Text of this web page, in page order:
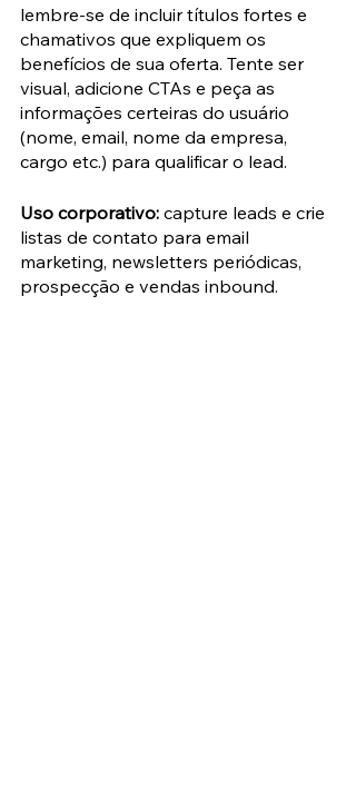
lembre-se de incluir títulos fortes e
chamativos que expliquem os
benefícios de sua oferta. Tente ser
visual, adicione CTAs e peça as
informações certeiras do usuário
(nome, email, nome da empresa,
cargo etc.) para qualificar o lead.
Uso corporativo: capture leads e crie
listas de contato para email
marketing, newsletters periódicas,
prospecção e vendas inbound.